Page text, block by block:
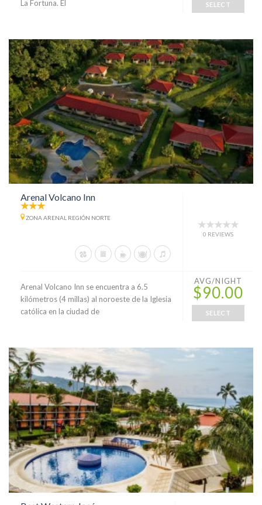
La Fortuna. El SELECT
Arenal Volcano Inn
ZONA ARENAL REGIÓN NORTE
0 REVIEWS
Arenal Volcano Inn se encuentra a 6.5
kilómetros (4 millas) al noroeste de la Iglesia
católica en la ciudad de
AVG/NIGHT
$90.00
SELECT